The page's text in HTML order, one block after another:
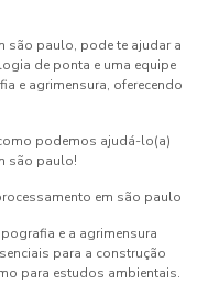
são paulo, pode te ajudar a
de ponta e uma equipe
e agrimensura, oferecendo
podemos ajudá-lo(a)
são paulo!
em são paulo
e a agrimensura
para a construção
para estudos ambientais.